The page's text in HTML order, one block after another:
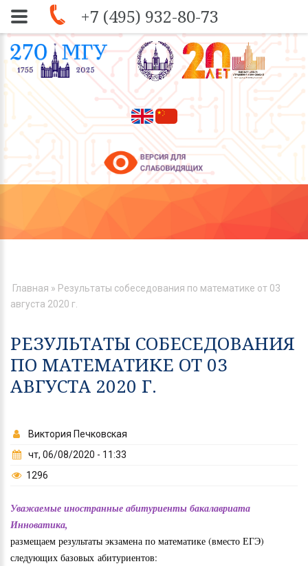
Skip to navigation
Перейти к основному содержанию
ВЫ ЗДЕСЬ
Главная » Результаты собеседования по математике от 03
августа 2020 г.
РЕЗУЛЬТАТЫ СОБЕСЕДОВАНИЯ
ПО МАТЕМАТИКЕ ОТ 03
АВГУСТА 2020 Г.
Виктория Печковская
чт, 06/08/2020 - 11:33
1296
Уважаемые иностранные абитуриенты бакалавриата
Инноватика,
размещаем результаты экзамена по математике (вместо ЕГЭ)
следующих базовых абитуриентов:
+7 (495) 932-80-73